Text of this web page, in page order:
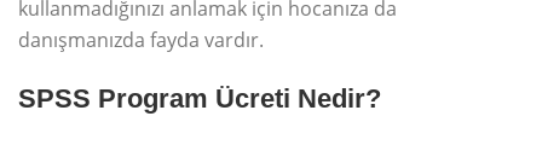
kullanmadığınızı anlamak için hocanıza da
danışmanızda fayda vardır.
SPSS Program Ücreti Nedir?